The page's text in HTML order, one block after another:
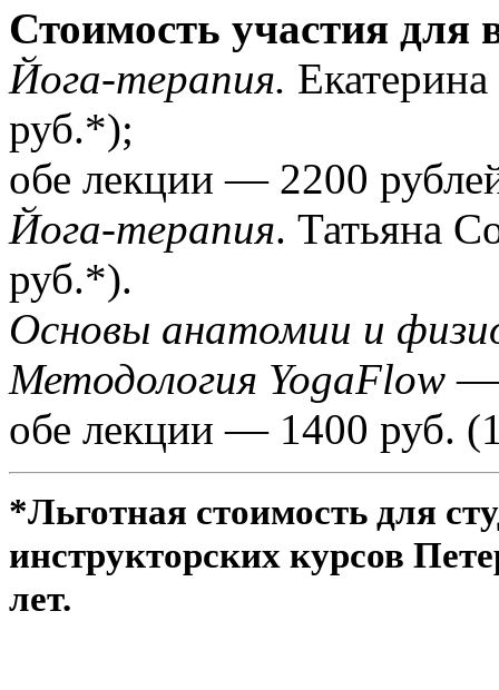
Стоимость участия для
Йога-терапия.
руб.*);
обе лекции — 2200
Йога-терапия. Татьяна
руб.*).
Основы анатомии и
Методология YogaFlow —
обе лекции — 1400 руб.
*Льготная стоимость для
инструкторских курсов
лет.